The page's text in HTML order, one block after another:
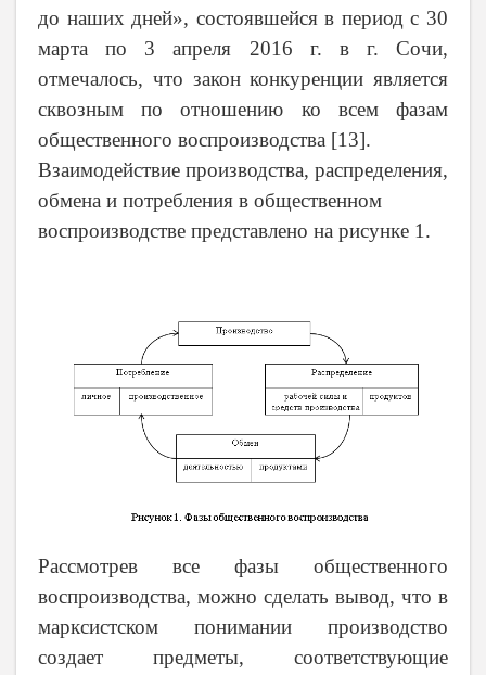
до наших дней», состоявшейся в период с 30
марта по 3 апреля 2016 г. в г. Сочи,
отмечалось, что закон конкуренции является
сквозным по отношению ко всем фазам
общественного воспроизводства [13].
Взаимодействие производства, распределения,
обмена и потребления в общественном
воспроизводстве представлено на рисунке 1.
Рассмотрев все фазы общественного
воспроизводства, можно сделать вывод, что в
марксистском понимании производство
создает предметы, соответствующие